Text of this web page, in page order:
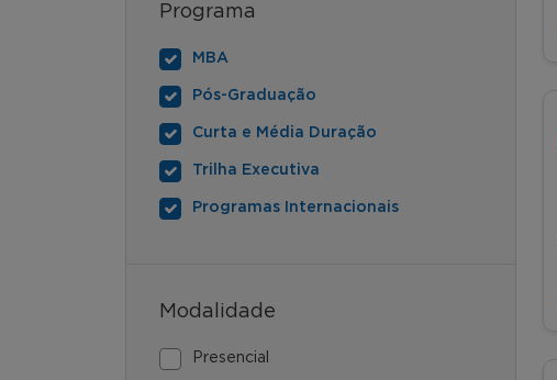
Programa
MBA
Pós-Graduação
Curta e Média Duração
Trilha Executiva
Programas Internacionais
Modalidade
Presencial